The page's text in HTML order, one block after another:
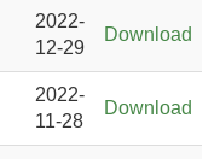
2022-
12-29
Download
2022-
11-28
Download